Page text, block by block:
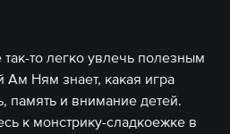
то легко увлечь полезным
Ам Ням знает, какая игра
память и внимание детей.
к монстрику-сладкоежке в